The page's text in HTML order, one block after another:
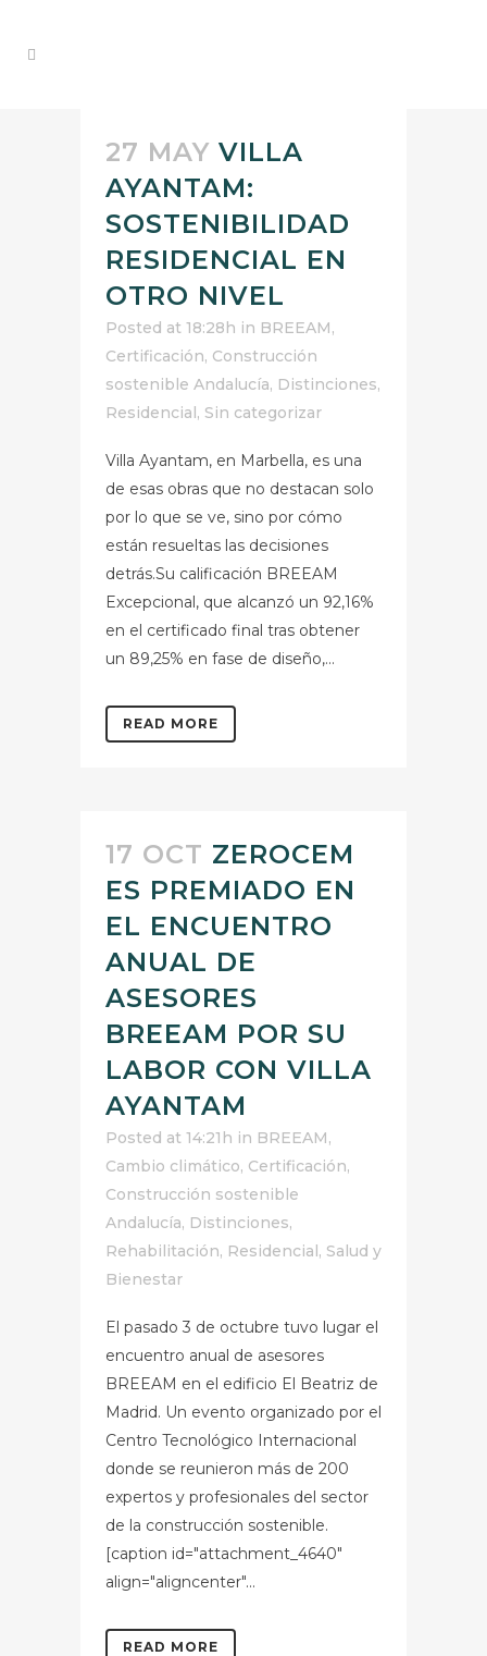
27 MAY VILLA
AYANTAM:
SOSTENIBILIDAD
RESIDENCIAL EN
OTRO NIVEL
Posted at 18:28h in BREEAM,
Certificación, Construcción
sostenible Andalucía, Distinciones,
Residencial, Sin categorizar
Villa Ayantam, en Marbella, es una
de esas obras que no destacan solo
por lo que se ve, sino por cómo
están resueltas las decisiones
detrás.Su calificación BREEAM
Excepcional, que alcanzó un 92,16%
en el certificado final tras obtener
un 89,25% en fase de diseño,...
READ MORE
17 OCT ZEROCEM
ES PREMIADO EN
EL ENCUENTRO
ANUAL DE
ASESORES
BREEAM POR SU
LABOR CON VILLA
AYANTAM
Posted at 14:21h in BREEAM,
Cambio climático, Certificación,
Construcción sostenible
Andalucía, Distinciones,
Rehabilitación, Residencial, Salud y
Bienestar
El pasado 3 de octubre tuvo lugar el
encuentro anual de asesores
BREEAM en el edificio El Beatriz de
Madrid. Un evento organizado por el
Centro Tecnológico Internacional
donde se reunieron más de 200
expertos y profesionales del sector
de la construcción sostenible.
[caption id="attachment_4640"
align="aligncenter"...
READ MORE